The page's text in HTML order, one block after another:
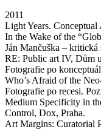
2011
Light Years.
In the Wake of the
Ján Mančuška – kritická
RE: Public art IV, Dům
Fotografie po
Who’s Afraid of the
Fotografie po recesi.
Medium Specificity in
Control, Dox, Praha.
Art Margins: Curatorial